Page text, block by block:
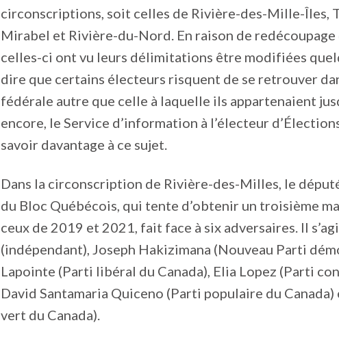
circonscriptions, soit celles de Rivière-des-Mille-Îles,
Mirabel et Rivière-du-Nord. En raison de
celles-ci ont vu leurs délimitations être modifiées
dire que certains électeurs risquent de se retrouver
fédérale autre que celle à laquelle ils appartenaient
encore, le Service d’information à l’électeur
savoir davantage à ce sujet.
Dans la circonscription de Rivière-des-Milles, le
du Bloc Québécois, qui tente d’obtenir un troisième
ceux de 2019 et 2021, fait face à six adversaires. Il
(indépendant), Joseph Hakizimana (Nouveau Parti
Lapointe (Parti libéral du Canada), Elia Lopez (Parti
David Santamaria Quiceno (Parti populaire du
vert du Canada).